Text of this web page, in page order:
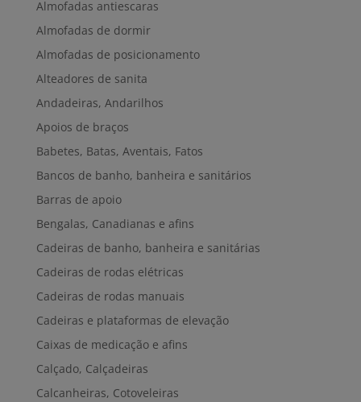
Almofadas antiescaras
Almofadas de dormir
Almofadas de posicionamento
Alteadores de sanita
Andadeiras, Andarilhos
Apoios de braços
Babetes, Batas, Aventais, Fatos
Bancos de banho, banheira e sanitários
Barras de apoio
Bengalas, Canadianas e afins
Cadeiras de banho, banheira e sanitárias
Cadeiras de rodas elétricas
Cadeiras de rodas manuais
Cadeiras e plataformas de elevação
Caixas de medicação e afins
Calçado, Calçadeiras
Calcanheiras, Cotoveleiras